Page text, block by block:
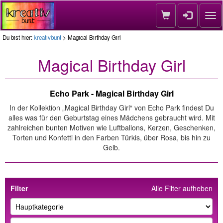
Du bist hier:kreativbunt > Magical Birthday Girl
Magical Birthday Girl
Echo Park - Magical Birthday Girl
In der Kollektion „Magical Birthday Girl“ von Echo Park findest Du
alles was für den Geburtstag eines Mädchens gebraucht wird. Mit
zahlreichen bunten Motiven wie Luftballons, Kerzen, Geschenken,
Torten und Konfetti in den Farben Türkis, über Rosa, bis hin zu
Gelb.
Alle Filter aufheben
Filter